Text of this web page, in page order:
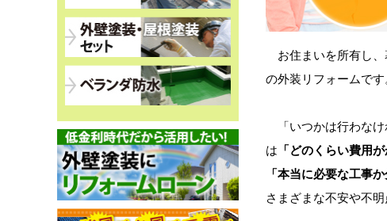
お住まいを所有し、
の外装リフォームです
「いつかは行わなけ
は 「どのくらい費用
「本当に必要な工事
さまざまな不安や不